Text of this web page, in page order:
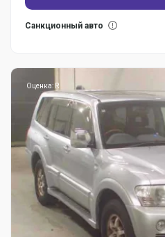
Санкционный авто
Оценка: R